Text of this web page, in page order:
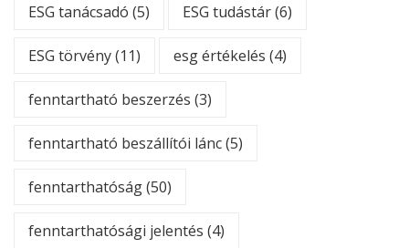
ESG tanácsadó (5) ESG tudástár(6)
ESG törvény(11) esg értékelés (4)
fenntartható beszerzés (3)
fenntartható beszállítói lánc(5)
fenntarthatóság(50)
fenntarthatósági jelentés (4)